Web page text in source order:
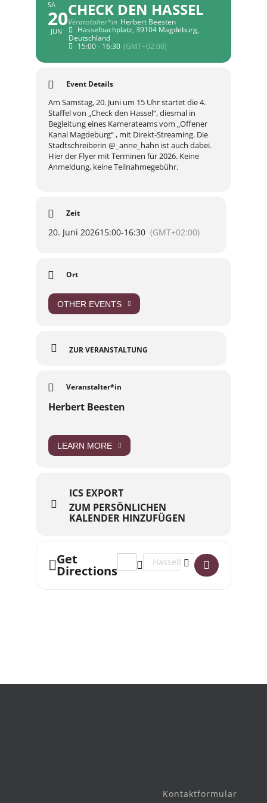
SA
20
JUN
CHECK DEN HASSEL
Veranstalter*in Herbert Beesten
Hasselbachplatz, 39104 Magdeburg,
Deutschland
15:00 - 16:30 (GMT+02:00)
Event Details
Am Samstag, 20. Juni um 15 Uhr startet die 4.
Staffel von „Check den Hassel“, diesmal in
Begleitung eines Kamerateams vom „Offener
Kanal Magdeburg“ , mit Direkt-Streaming. Die
Stadtschreiberin @_anne_hahn ist auch dabei.
Hier der Flyer mit Terminen für 2026. Keine
Anmeldung, keine Teilnahmegebühr.
Zeit
20. Juni 202615:00-16:30 (GMT+02:00)
Ort
OTHER EVENTS
ZUR VERANSTALTUNG
Veranstalter*in
Herbert Beesten
LEARN MORE
ICS EXPORT
ZUM PERSÖNLICHEN
KALENDER HINZUFÜGEN
Get
Directions
Address - Check den Hassel []
Destination Address - Check
Kontaktformular